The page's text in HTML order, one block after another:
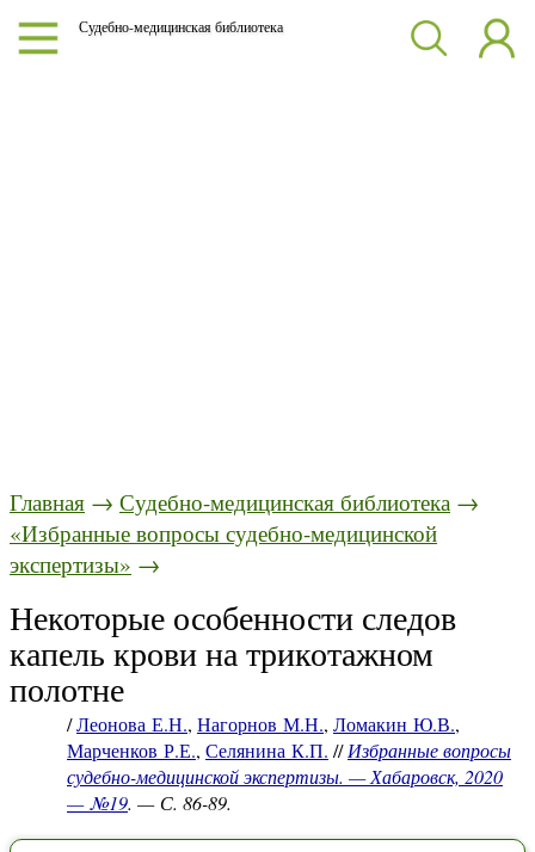
Судебно-медицинская библиотека
Главная → Судебно-медицинская библиотека →
«Избранные вопросы судебно-медицинской
экспертизы» →
Некоторые особенности следов
капель крови на трикотажном
полотне
/Леонова Е.Н., Нагорнов М.Н., Ломакин Ю.В.,
Марченков Р.Е., Селянина К.П. //Избранные вопросы
судебно-медицинской экспертизы. — Хабаровск, 2020
— №19. — С. 86-89.